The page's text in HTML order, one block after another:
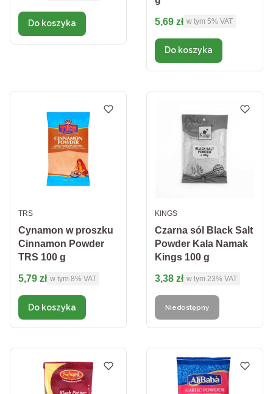
Do koszyka Cena brutto
5,69 zł w tym %s VAT
w tym 5% VAT
Do koszyka
Cynamon w proszku
Cinnamon Powder
TRS 100 g
PRODUCENT
TRS
Cena brutto
5,79 zł w tym %s VAT
w tym 8% VAT
Do koszyka
Czarna sól Black Salt
Powder Kala Namak
Kings 100 g
PRODUCENT
KINGS
Cena brutto
3,38 zł w tym %s VAT
w tym 23% VAT
Niedostępny